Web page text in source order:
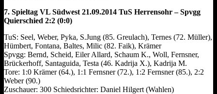
7. Spieltag VL Südwest 21.09.2014 TuS Herrensohr – Spvgg
Quierschied 2:2 (0:0)
TuS: Seel, Weber, Pyka, S.Jung (85. Greulach), Ternes (72. Müller),
Hümbert, Fontana, Baltes, Milic (82. Faik), Krämer
Spvgg: Bernd, Scheid, Eiler Allard, Schaum K., Woll, Fernsner,
Brückerhoff, Santaguida, Testa (46. Kadrija X.), Kadrija M.
Tore: 1:0 Krämer (64.), 1:1 Fernsner (72.), 1:2 Fernsner (85.), 2:2
Weber (90.)
Zuschauer: 300 Schiedsrichter: Daniel Hilgert (Wahlen)